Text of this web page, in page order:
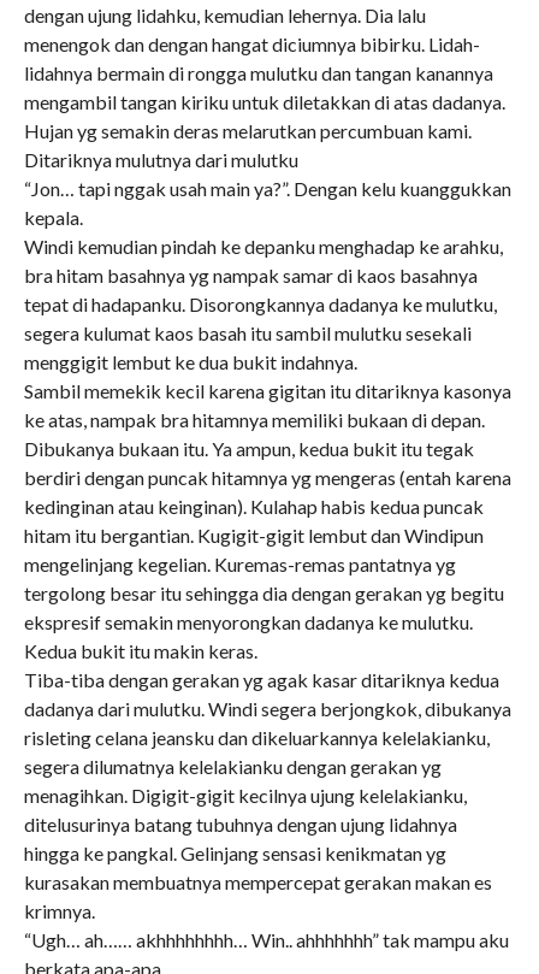
dengan ujung lidahku, kemudian lehernya. Dia lalu
menengok dan dengan hangat diciumnya bibirku. Lidah-
lidahnya bermain di rongga mulutku dan tangan kanannya
mengambil tangan kiriku untuk diletakkan di atas dadanya.
Hujan yg semakin deras melarutkan percumbuan kami.
Ditariknya mulutnya dari mulutku
“Jon… tapi nggak usah main ya?”. Dengan kelu kuanggukkan
kepala.
Windi kemudian pindah ke depanku menghadap ke arahku,
bra hitam basahnya yg nampak samar di kaos basahnya
tepat di hadapanku. Disorongkannya dadanya ke mulutku,
segera kulumat kaos basah itu sambil mulutku sesekali
menggigit lembut ke dua bukit indahnya.
Sambil memekik kecil karena gigitan itu ditariknya kasonya
ke atas, nampak bra hitamnya memiliki bukaan di depan.
Dibukanya bukaan itu. Ya ampun, kedua bukit itu tegak
berdiri dengan puncak hitamnya yg mengeras (entah karena
kedinginan atau keinginan). Kulahap habis kedua puncak
hitam itu bergantian. Kugigit-gigit lembut dan Windipun
mengelinjang kegelian. Kuremas-remas pantatnya yg
tergolong besar itu sehingga dia dengan gerakan yg begitu
ekspresif semakin menyorongkan dadanya ke mulutku.
Kedua bukit itu makin keras.
Tiba-tiba dengan gerakan yg agak kasar ditariknya kedua
dadanya dari mulutku. Windi segera berjongkok, dibukanya
risleting celana jeansku dan dikeluarkannya kelelakianku,
segera dilumatnya kelelakianku dengan gerakan yg
menagihkan. Digigit-gigit kecilnya ujung kelelakianku,
ditelusurinya batang tubuhnya dengan ujung lidahnya
hingga ke pangkal. Gelinjang sensasi kenikmatan yg
kurasakan membuatnya mempercepat gerakan makan es
krimnya.
“Ugh… ah…… akhhhhhhhh… Win.. ahhhhhhh” tak mampu aku
berkata apa-apa.